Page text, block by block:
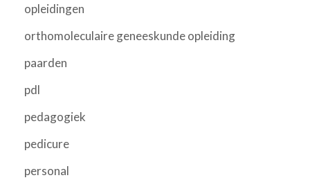
opleidingen
orthomoleculaire geneeskunde opleiding
paarden
pdl
pedagogiek
pedicure
personal